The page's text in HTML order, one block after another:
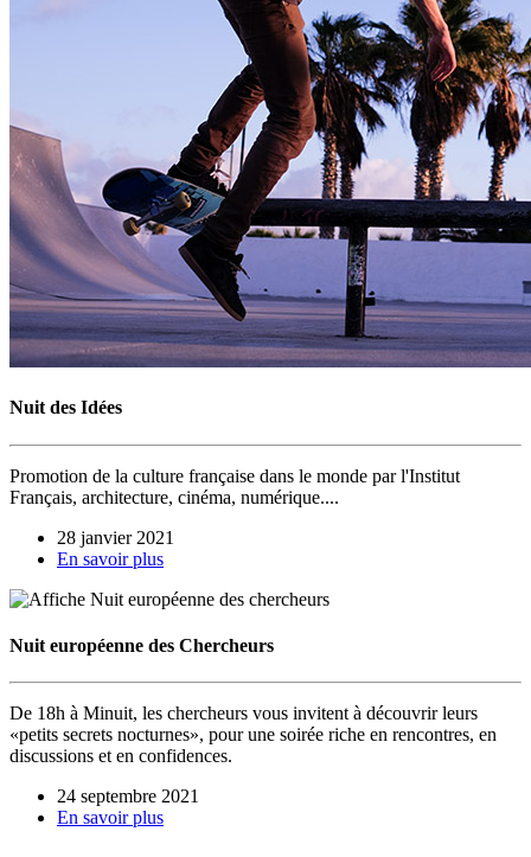
Nuit des Idées
Promotion de la culture française dans le monde par l'Institut
Français, architecture, cinéma, numérique....
28 janvier 2021
En savoir plus
Nuit européenne des Chercheurs
De 18h à Minuit, les chercheurs vous invitent à découvrir leurs
«petits secrets nocturnes», pour une soirée riche en rencontres, en
discussions et en confidences.
24 septembre 2021
En savoir plus